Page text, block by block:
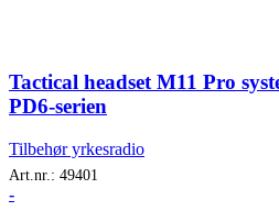
Tactical headset M11 Pro
PD6-serien
Tilbehør yrkesradio
Art.nr.: 49401
-